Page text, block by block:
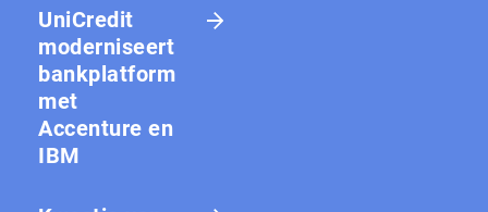
UniCredit
moderniseert
bankplatform
met
Accenture en
IBM